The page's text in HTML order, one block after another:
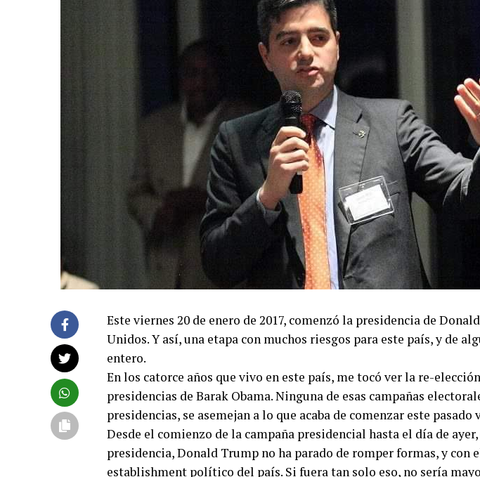
Este viernes 20 de enero de 2017, comenzó la presidencia de
Unidos. Y así, una etapa con muchos riesgos para este país, y de
entero.
En los catorce años que vivo en este país, me tocó ver la re-
presidencias de Barak Obama. Ninguna de esas campañas
presidencias, se asemejan a lo que acaba de comenzar este pasado
Desde el comienzo de la campaña presidencial hasta el día de
presidencia, Donald Trump no ha parado de romper formas, y con
establishment político del país. Si fuera tan solo eso, no sería